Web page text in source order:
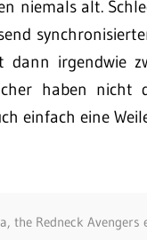
niemals alt.
dann irgendwie
haben
einfach eine
the Redneck